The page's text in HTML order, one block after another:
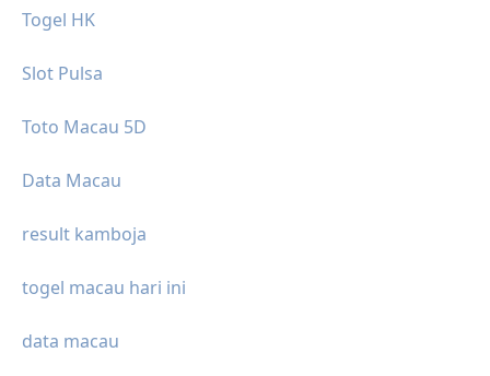
Togel HK
Slot Pulsa
Toto Macau 5D
Data Macau
result kamboja
togel macau hari ini
data macau